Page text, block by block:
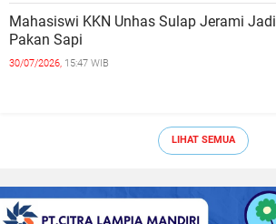
Mahasiswi KKN Unhas Sulap Jerami Jadi
Pakan Sapi
30/07/2026, 15:47 WIB
LIHAT SEMUA